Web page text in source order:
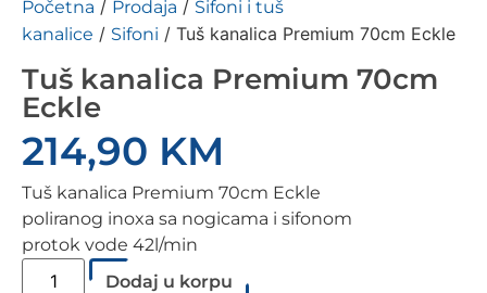
Početna / Prodaja / Sifoni i tuš
kanalice / Sifoni / Tuš kanalica Premium 70cm Eckle
Tuš kanalica Premium 70cm
Eckle
214,90 KM
Tuš kanalica Premium 70cm Eckle
poliranog inoxa sa nogicama i sifonom
protok vode 42l/min
Dodaj u korpu